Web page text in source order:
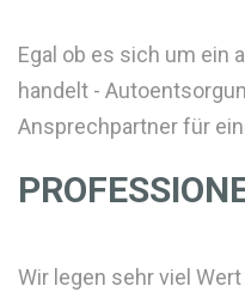
Egal ob es sich um ein
handelt -
Ansprechpartner für
Wir legen sehr viel